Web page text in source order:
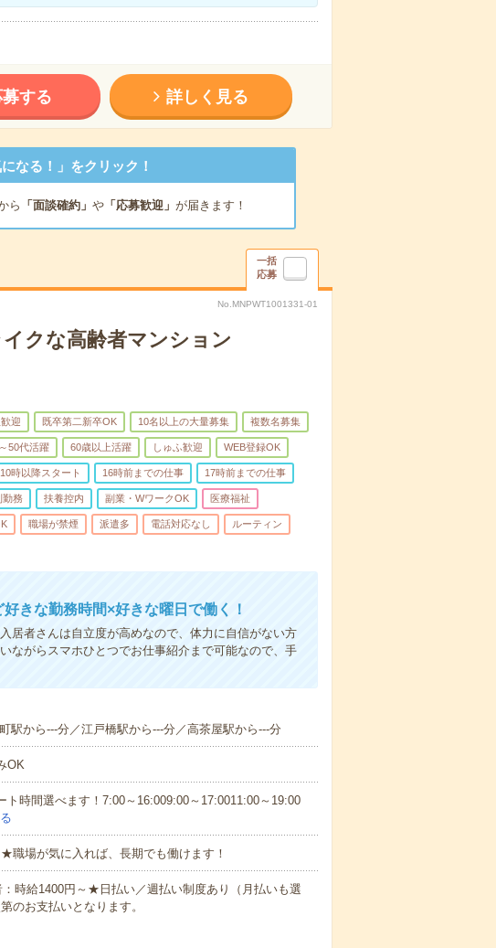
募する 詳しく見る
なる！」をクリック！
ら 「面談確約」 や「応募歓迎」 が届きます！
一括
応募
No.MNPWT1001331-01
イクな高齢者マンション
迎 既卒第二新卒OK 10名以上の大量募集 複数名募集
50代活躍 60歳以上活躍 しゅふ歓迎 WEB登録OK
時以降スタート 16時前までの仕事 17時前までの仕事
勤務 扶養控内 副業・WワークOK 医療福祉
職場が禁煙 派遣多 電話対応なし ルーティン
きな勤務時間×好きな曜日で働く！
居者さんは自立度が高めなので、体力に自信がない方
ながらスマホひとつでお仕事紹介まで可能なので、手
駅から---分／江戸橋駅から---分／高茶屋駅から---分
OK
時間選べます！7:00～16:009:00～17:0011:00～19:00
場が気に入れば、長期でも働けます！
時給1400円～★日払い／週払い制度あり（月払いも選
のお支払いとなります。